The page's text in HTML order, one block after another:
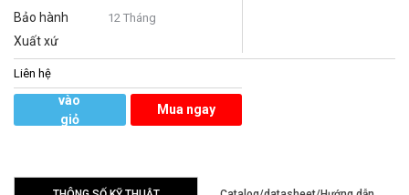
Bảo hành 12 Tháng
Xuất xứ
Liên hệ
vào
giỏ
Mua ngay